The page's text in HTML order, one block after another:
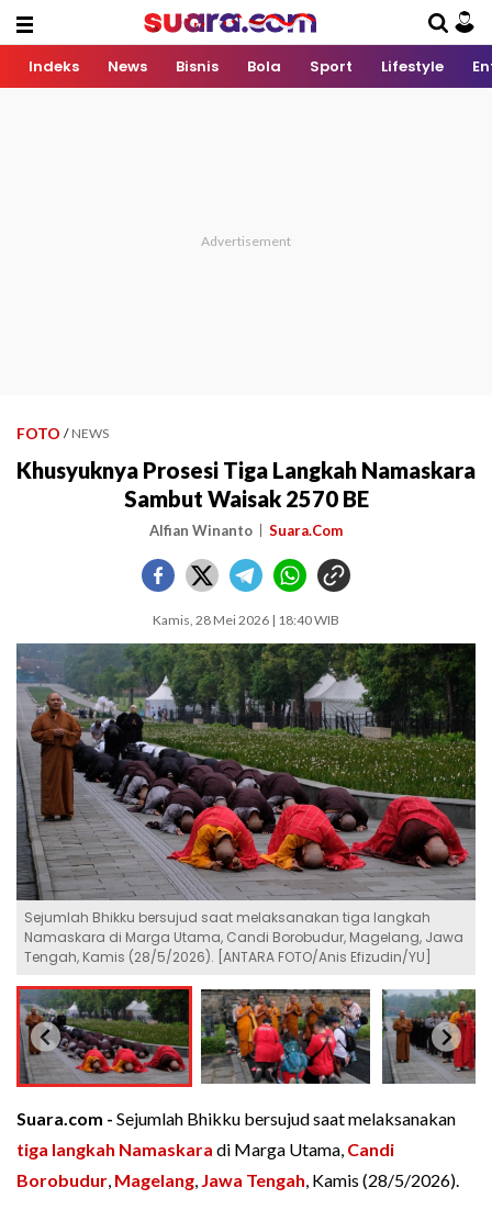
Indeks News Bisnis Bola Sport Lifestyle
FOTO / NEWS
Khusyuknya Prosesi Tiga Langkah Namaskara
Sambut Waisak 2570 BE
Alfian Winanto Suara.Com
Kamis, 28 Mei 2026 | 18:40 WIB
Sejumlah Bhikku bersujud saat melaksanakan tiga langkah
Namaskara di Marga Utama, Candi Borobudur, Magelang, Jawa
Tengah, Kamis (28/5/2026). [ANTARA FOTO/Anis Efizudin/YU]
Suara.com - Sejumlah Bhikku bersujud saat melaksanakan
tiga langkah Namaskara di Marga Utama, Candi
Borobudur, Magelang, Jawa Tengah, Kamis (28/5/2026).